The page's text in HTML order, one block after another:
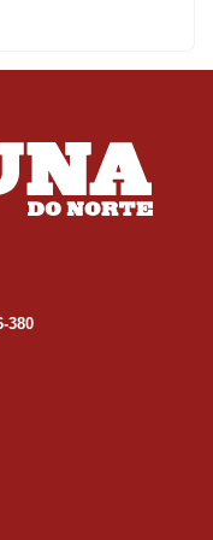
para
mas como a
avalia.
de Operações
a investigação,
presos nos presídios.
são mais de 1,7 mil
envolvendo doze
- 86.806-380